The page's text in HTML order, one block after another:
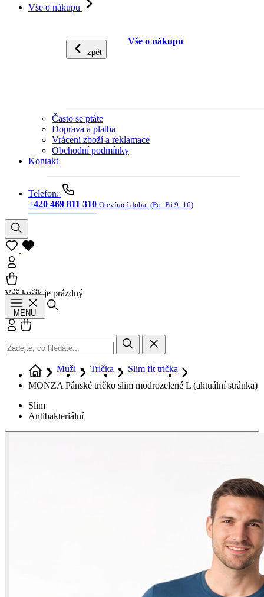
Vše o nákupu
zpět
Vše o nákupu
Často se ptáte
Doprava a platba
Vrácení zboží a reklamace
Obchodní podmínky
Kontakt
Telefon:
+420 469 811 310 Otevírací doba: (Po–Pá 9–16)
Váš košík je prázdný
MENU
Přihlásit se
Muži Trička
Slim fit trička
MONZA Pánské tričko slim modrozelené L (aktuální stránka)
Slim
Antibakteriální